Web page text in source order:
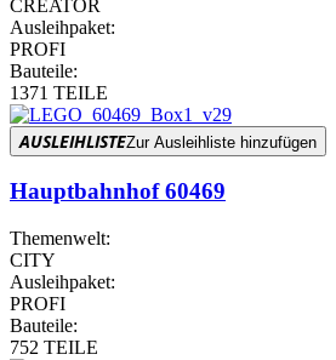
CREATOR
Ausleihpaket:
PROFI
Bauteile:
1371 TEILE
AUSLEIHLISTEZur Ausleihliste hinzufügen
Hauptbahnhof 60469
Themenwelt:
CITY
Ausleihpaket:
PROFI
Bauteile:
752 TEILE